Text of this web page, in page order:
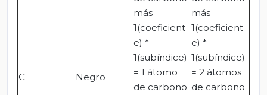
C Negro
más
1(coeficient
e) *
1(subíndice)
= 1 átomo
de carbono
más
1(coeficient
e) *
1(subíndice)
= 2 átomos
de carbono